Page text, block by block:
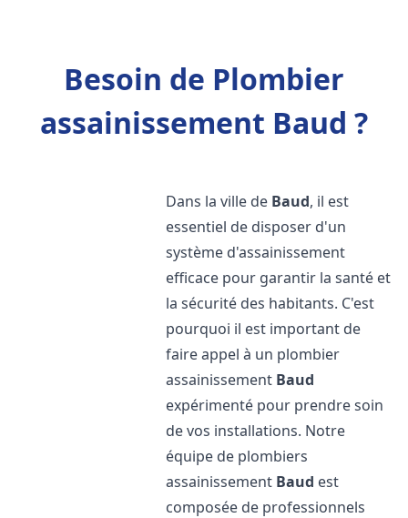
Besoin de Plombier
assainissement Baud ?
Dans la ville de Baud, il est
essentiel de disposer d'un
système d'assainissement
efficace pour garantir la santé et
la sécurité des habitants. C'est
pourquoi il est important de
faire appel à un plombier
assainissement Baud
expérimenté pour prendre soin
de vos installations. Notre
équipe de plombiers
assainissement Baud est
composée de professionnels